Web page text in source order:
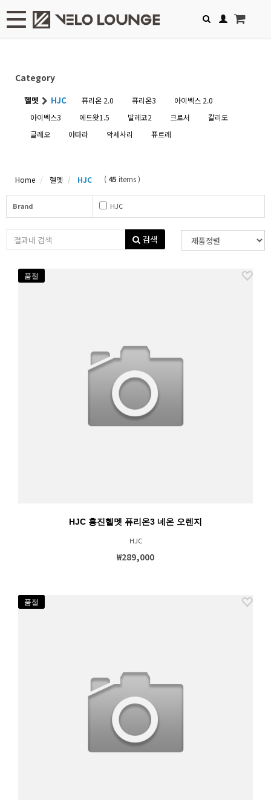
Toggle navigation
Category
헬멧 HJC 퓨리온 2.0 퓨리온3
아이벡스 2.0
아이벡스3
에드왓1.5 발레코2 크로서
칼리도
글레오
아타라 악세사리 퓨르레
Home 헬멧 HJC ( 45 items )
Brand HJC
검색
품절
HJC 홍진헬멧 퓨리온3 네온 오렌지
HJC
₩289,000
품절